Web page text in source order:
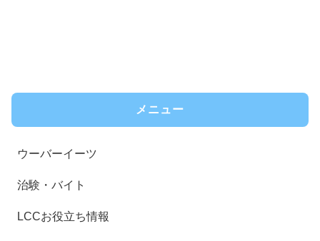
メニュー
ウーバーイーツ
治験・バイト
LCCお役立ち情報